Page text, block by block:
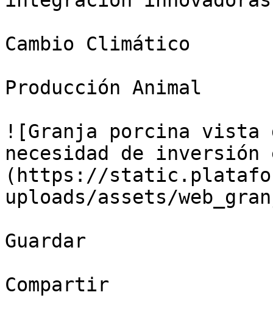
Cambio Climático
Producción Animal
![Granja porcina vista
necesidad de inversión
(https://
uploads/assets/
Guardar
Compartir